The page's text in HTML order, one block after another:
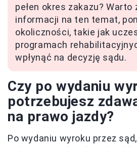
pełen okres zakazu? Warto
informacji na ten temat,
okoliczności, takie jak
programach
wpłynąć na decyzję sądu.
Czy po wydaniu
potrzebujesz
na prawo jazdy?
Po wydaniu wyroku przez